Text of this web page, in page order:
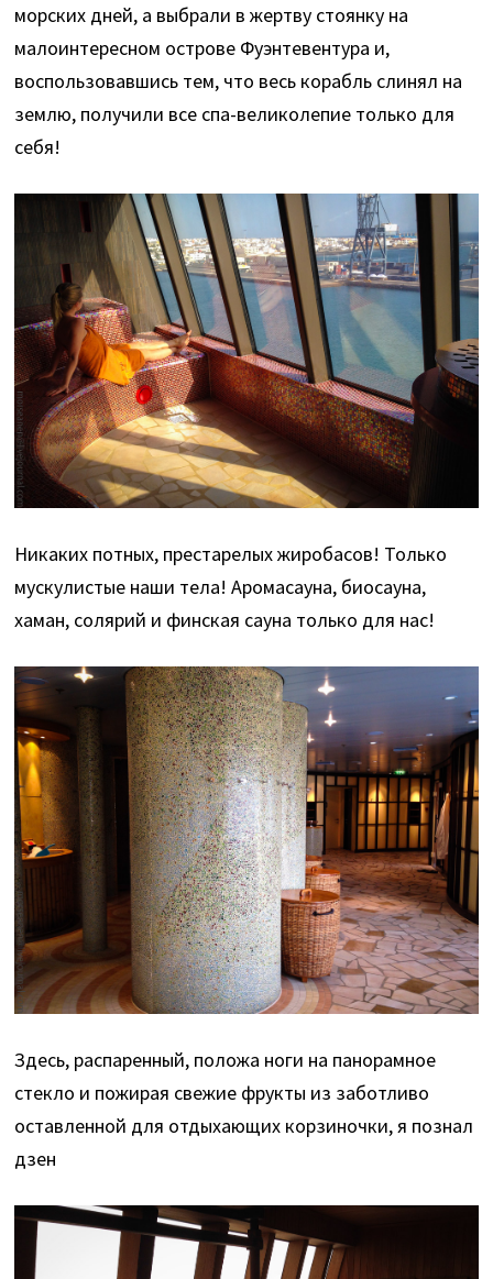
морских дней, а выбрали в жертву стоянку на
малоинтересном острове Фуэнтевентура и,
воспользовавшись тем, что весь корабль слинял на
землю, получили все спа-великолепие только для
себя!
Никаких потных, престарелых жиробасов! Только
мускулистые наши тела! Аромасауна, биосауна,
хаман, солярий и финская сауна только для нас!
Здесь, распаренный, положа ноги на панорамное
стекло и пожирая свежие фрукты из заботливо
оставленной для отдыхающих корзиночки, я познал
дзен